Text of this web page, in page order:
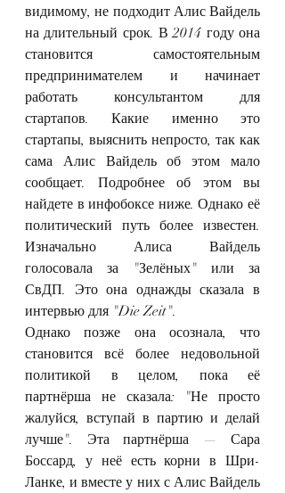
видимому, не подходит Алис Вайдель
на длительный срок. В 2014 году она
становится самостоятельным
предпринимателем и начинает
работать консультантом для
стартапов. Какие именно это
стартапы, выяснить непросто, так как
сама Алис Вайдель об этом мало
сообщает. Подробнее об этом вы
найдете в инфобоксе ниже. Однако её
политический путь более известен.
Изначально Алиса Вайдель
голосовала за "Зелёных" или за
СвДП. Это она однажды сказала в
интервью для "Die Zeit".
Однако позже она осознала, что
становится всё более недовольной
политикой в целом, пока её
партнёрша не сказала: "Не просто
жалуйся, вступай в партию и делай
лучше". Эта партнёрша — Сара
Боссард, у неё есть корни в Шри-
Ланке, и вместе у них с Алис Вайдель